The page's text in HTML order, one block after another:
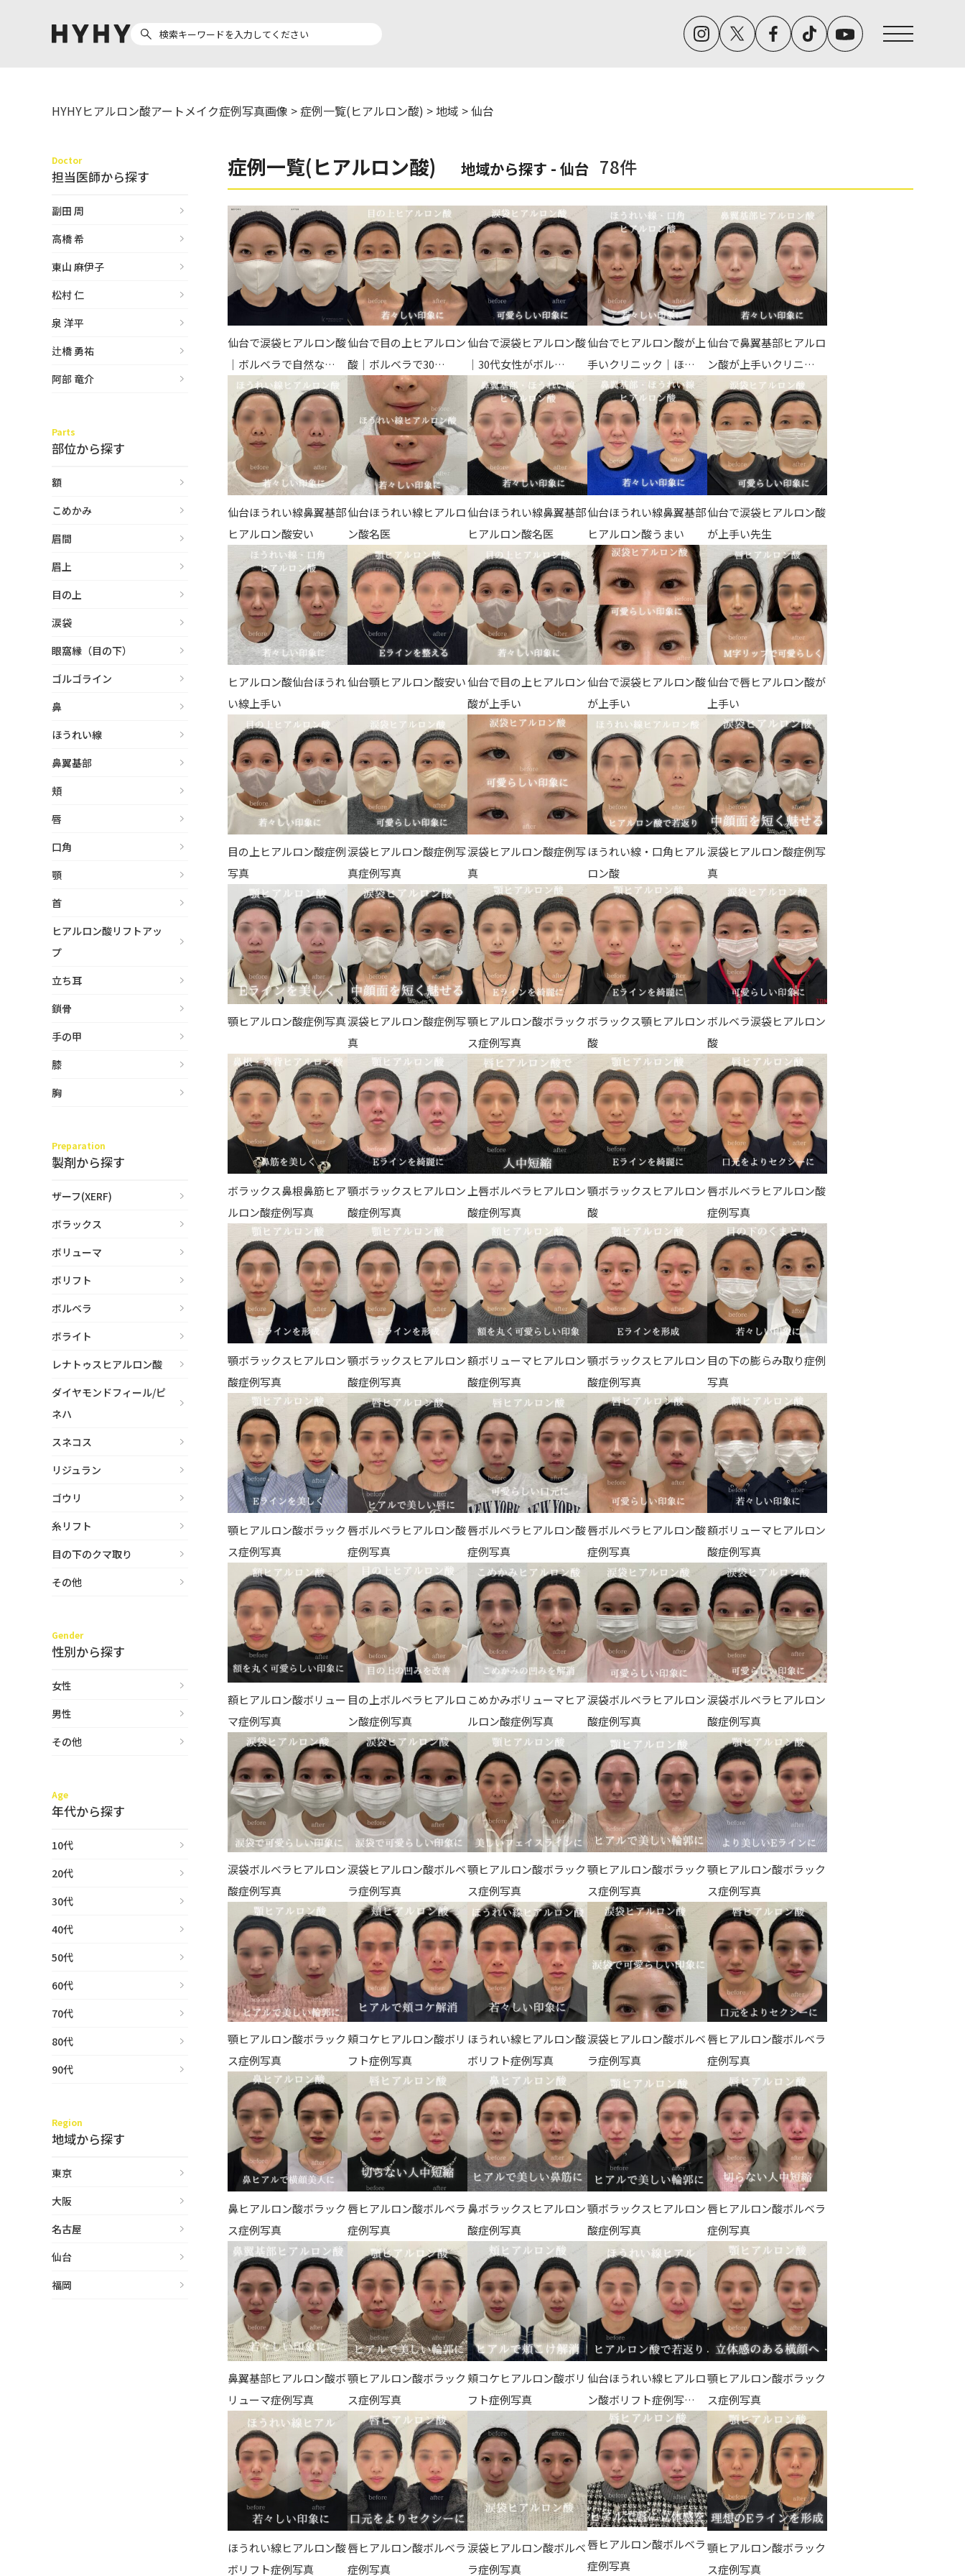
医療脱毛症例一覧
アートメイク症例一覧
クリニック一覧
医師一覧
新着情報
よくあるご質問
お問い合わせ
プライバシーポリシー
未成年の方へ
規約
コラム
担当医師から探す
東山 麻伊子
辻橋 勇祐
阿部 竜介
部位から探す
眼窩縁（目の下）
ゴルゴライン
ほうれい線
ヒアルロン酸リフトアッ
製剤から探す
レナトゥスヒアルロン酸
ダイヤモンドフィール/ピ
年代から探す
40代
HYHYヒアルロン酸アートメイク症例写真画像 >症例一覧(ヒアルロン酸) >地域 >仙台
Doctor
担当医師から探す
副田 周
高橋 希
東山 麻伊子
松村 仁
泉 洋平
辻橋 勇祐
阿部 竜介
Parts
部位から探す
額
こめかみ
眉間
眉上
目の上
涙袋
眼窩縁（目の下）
ゴルゴライン
鼻
ほうれい線
鼻翼基部
頬
唇
口角
顎
首
ヒアルロン酸リフトアッ
プ
立ち耳
鎖骨
手の甲
膝
胸
Preparation
製剤から探す
ザーフ(XERF)
ボラックス
ボリューマ
ボリフト
ボルベラ
ボライト
レナトゥスヒアルロン酸
ダイヤモンドフィール/ピ
ネハ
スネコス
リジュラン
ゴウリ
糸リフト
目の下のクマ取り
その他
Gender
性別から探す
女性
男性
その他
Age
年代から探す
10代
20代
30代
40代
50代
60代
70代
80代
90代
Region
地域から探す
東京
大阪
名古屋
仙台
福岡
症例一覧(ヒアルロン酸) 地域から探す - 仙台 78件
仙台で涙袋ヒアルロン酸
｜ボルベラで自然な…
仙台で目の上ヒアルロン
酸｜ボルベラで30…
仙台で涙袋ヒアルロン酸
｜30代女性がボル…
仙台でヒアルロン酸が上
手いクリニック｜ほ…
仙台で鼻翼基部ヒアルロ
ン酸が上手いクリニ…
仙台ほうれい線鼻翼基部
ヒアルロン酸安い
仙台ほうれい線ヒアルロ
ン酸名医
仙台ほうれい線鼻翼基部
ヒアルロン酸名医
仙台ほうれい線鼻翼基部
ヒアルロン酸うまい
仙台で涙袋ヒアルロン酸
が上手い先生
ヒアルロン酸仙台ほうれ
い線上手い
仙台顎ヒアルロン酸安い仙台で目の上ヒアルロン
酸が上手い
仙台で涙袋ヒアルロン酸
が上手い
仙台で唇ヒアルロン酸が
上手い
目の上ヒアルロン酸症例
写真
涙袋ヒアルロン酸症例写
真症例写真
涙袋ヒアルロン酸症例写
真
ほうれい線・口角ヒアル
ロン酸
涙袋ヒアルロン酸症例写
真
顎ヒアルロン酸症例写真涙袋ヒアルロン酸症例写
真
顎ヒアルロン酸ボラック
ス症例写真
ボラックス顎ヒアルロン
酸
ボルベラ涙袋ヒアルロン
酸
ボラックス鼻根鼻筋ヒア
ルロン酸症例写真
顎ボラックスヒアルロン
酸症例写真
上唇ボルベラヒアルロン
酸症例写真
顎ボラックスヒアルロン
酸
唇ボルベラヒアルロン酸
症例写真
顎ボラックスヒアルロン
酸症例写真
顎ボラックスヒアルロン
酸症例写真
額ボリューマヒアルロン
酸症例写真
顎ボラックスヒアルロン
酸症例写真
目の下の膨らみ取り症例
写真
顎ヒアルロン酸ボラック
ス症例写真
唇ボルベラヒアルロン酸
症例写真
唇ボルベラヒアルロン酸
症例写真
唇ボルベラヒアルロン酸
症例写真
額ボリューマヒアルロン
酸症例写真
額ヒアルロン酸ボリュー
マ症例写真
目の上ボルベラヒアルロ
ン酸症例写真
こめかみボリューマヒア
ルロン酸症例写真
涙袋ボルベラヒアルロン
酸症例写真
涙袋ボルベラヒアルロン
酸症例写真
涙袋ボルベラヒアルロン
酸症例写真
涙袋ヒアルロン酸ボルベ
ラ症例写真
顎ヒアルロン酸ボラック
ス症例写真
顎ヒアルロン酸ボラック
ス症例写真
顎ヒアルロン酸ボラック
ス症例写真
顎ヒアルロン酸ボラック
ス症例写真
頬コケヒアルロン酸ボリ
フト症例写真
ほうれい線ヒアルロン酸
ボリフト症例写真
涙袋ヒアルロン酸ボルベ
ラ症例写真
唇ヒアルロン酸ボルベラ
症例写真
鼻ヒアルロン酸ボラック
ス症例写真
唇ヒアルロン酸ボルベラ
症例写真
鼻ボラックスヒアルロン
酸症例写真
顎ボラックスヒアルロン
酸症例写真
唇ヒアルロン酸ボルベラ
症例写真
鼻翼基部ヒアルロン酸ボ
リューマ症例写真
顎ヒアルロン酸ボラック
ス症例写真
頬コケヒアルロン酸ボリ
フト症例写真
仙台ほうれい線ヒアルロ
ン酸ボリフト症例写…
顎ヒアルロン酸ボラック
ス症例写真
ほうれい線ヒアルロン酸
ボリフト症例写真
唇ヒアルロン酸ボルベラ
症例写真
涙袋ヒアルロン酸ボルベ
ラ症例写真
唇ヒアルロン酸ボルベラ
症例写真
顎ヒアルロン酸ボラック
ス症例写真